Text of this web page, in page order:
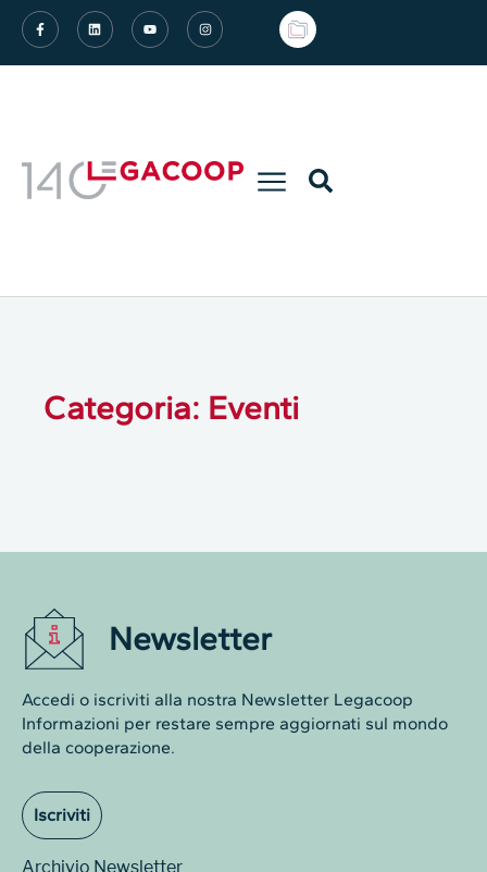
Categoria: Eventi
Newsletter
Accedi o iscriviti alla nostra Newsletter Legacoop
Informazioni per restare sempre aggiornati sul mondo
della cooperazione.
Iscriviti
Archivio Newsletter